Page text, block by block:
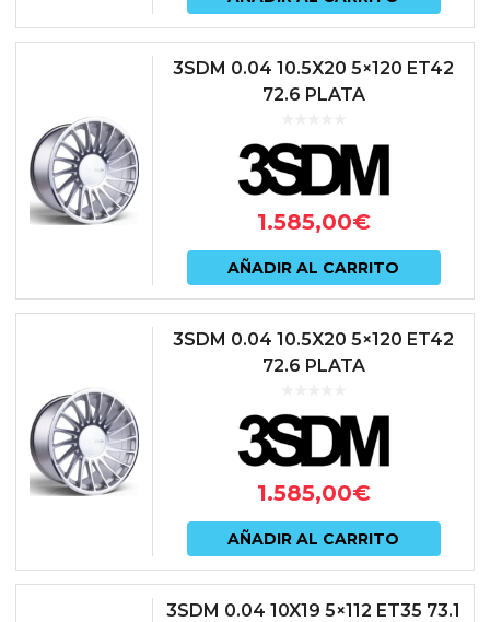
3SDM 0.04 10.5X20 5×120 ET42
72.6 PLATA
1.585,00€
AÑADIR AL CARRITO
3SDM 0.04 10.5X20 5×120 ET42
72.6 PLATA
1.585,00€
AÑADIR AL CARRITO
3SDM 0.04 10X19 5×112 ET35 73.1